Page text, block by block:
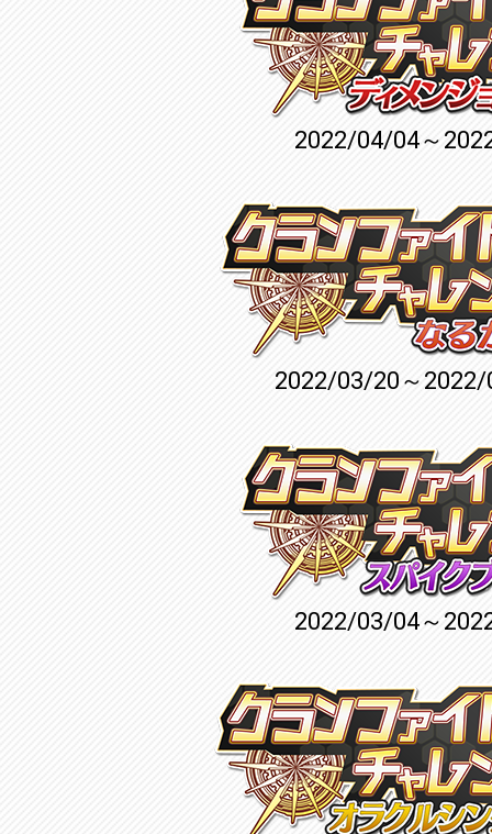
2022/04/04～
2022/03/20～
2022/03/04～